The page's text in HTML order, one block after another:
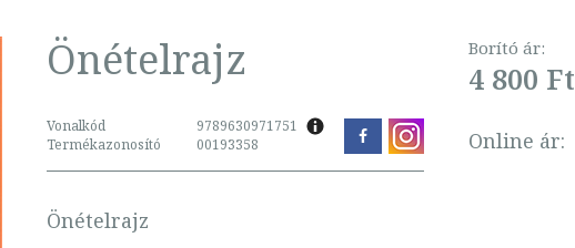
Önételrajz
Vonalkód
9789630971751
Termékazonosító
00193358
Önételrajz
Borító ár:
4 800 Ft
Online ár: